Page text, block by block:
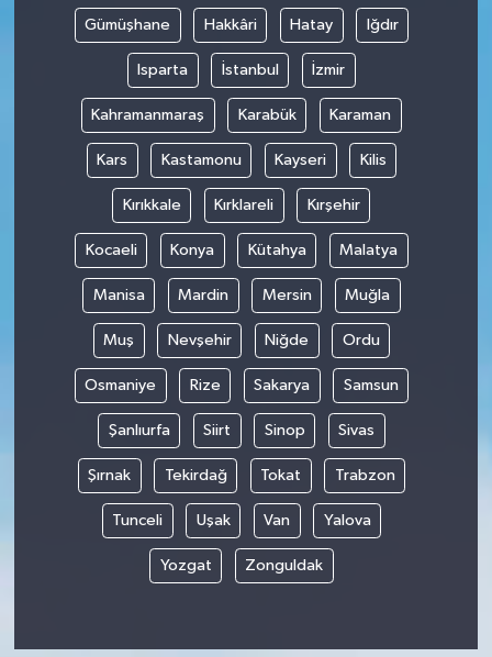
Gümüşhane Hakkâri Hatay Iğdır
Isparta İstanbul İzmir
Kahramanmaraş Karabük Karaman
Kars Kastamonu Kayseri Kilis
Kırıkkale Kırklareli Kırşehir
Kocaeli Konya Kütahya Malatya
Manisa Mardin Mersin Muğla
Muş Nevşehir Niğde Ordu
Osmaniye Rize Sakarya Samsun
Şanlıurfa Siirt Sinop Sivas
Şırnak Tekirdağ Tokat Trabzon
Tunceli Uşak Van Yalova
Yozgat Zonguldak